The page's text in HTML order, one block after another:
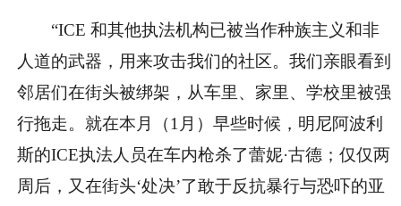
“ICE 和其他执法机构已被当作种族主义和非
人道的武器，用来攻击我们的社区。我们亲眼看到
邻居们在街头被绑架，从车里、家里、学校里被强
行拖走。就在本月（1月）早些时候，明尼阿波利
斯的ICE执法人员在车内枪杀了蕾妮·古德；仅仅两
周后，又在街头‘处决’了敢于反抗暴行与恐吓的亚